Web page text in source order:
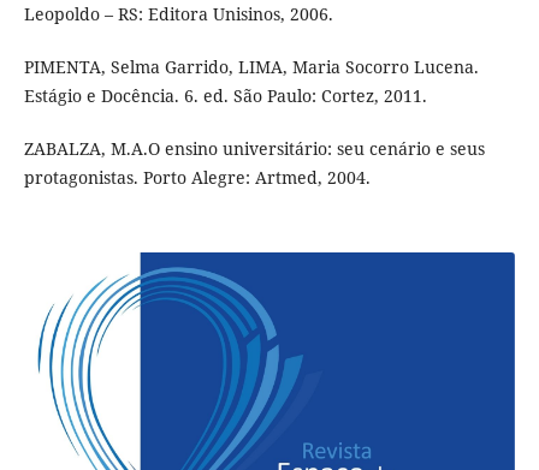
Leopoldo – RS: Editora Unisinos, 2006.
PIMENTA, Selma Garrido, LIMA, Maria Socorro Lucena.
Estágio e Docência. 6. ed. São Paulo: Cortez, 2011.
ZABALZA, M.A.O ensino universitário: seu cenário e seus
protagonistas. Porto Alegre: Artmed, 2004.